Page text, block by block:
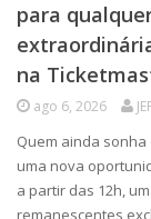
para
na
ago 6, 2026
Quem ainda sonha
uma nova
a partir das 12h,
remanescentes